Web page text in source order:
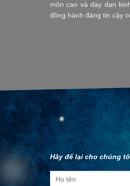
môn cao và dày dạn
đồng hành đáng tin cậy
Hãy để lại cho chúng